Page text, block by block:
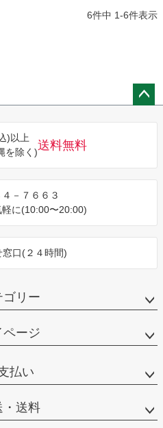
6件中 1-6件表示
)以上
を除く)
送料無料
－７６６３
に(10:00〜20:00)
窓口(２４時間)
ゴリー
ページ
払い
・送料